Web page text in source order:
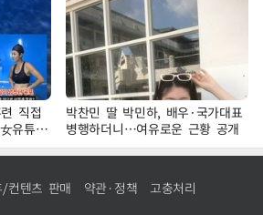
직접
유튜버
박찬민 딸 박민하, 배우·국가대표
병행하더니…여유로운 근황 공개
/컨텐츠 판매 약관·정책 고충처리